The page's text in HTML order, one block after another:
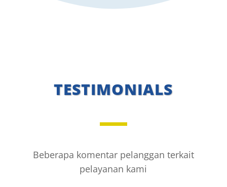
TESTIMONIALS
Beberapa komentar pelanggan terkait
pelayanan kami